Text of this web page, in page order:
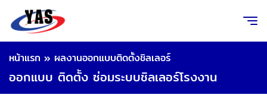
หน้าแรก » ผลงานออกแบบติดตั้งชิลเลอร์
ออกแบบ ติดตั้ง ซ่อมระบบชิลเลอร์โรงงาน